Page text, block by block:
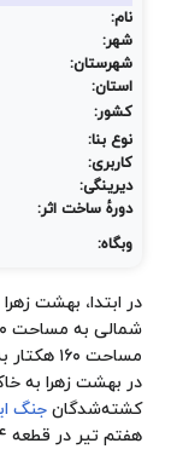
نام:
شهر:
شهرستان:
استان:
کشور:
نوع بنا:
کاربری:
دیرینگی:
دورهٔ ساخت اثر:
وبگاه:
در ابتدا، بهشت زهرا ۳۱۴
در بهشت زهرا به
کشته‌شدگان جنگ
هفتم تیر در قطعه ۲۴ و آرامگاه